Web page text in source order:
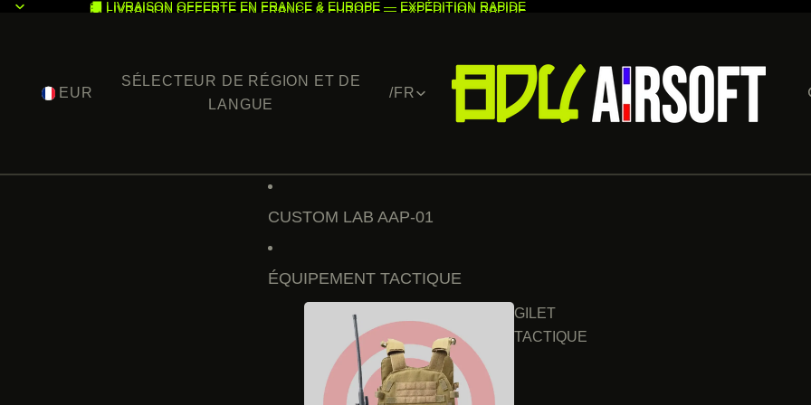
🚚 LIVRAISON OFFERTE EN FRANCE & EUROPE — EXPÉDITION RAPIDE
🚚 LIVRAISON OFFERTE EN FRANCE & EUROPE — EXPÉDITION RAPIDE
EUR
SÉLECTEUR DE RÉGION ET DE
LANGUE
/FR
CUSTOM LAB AAP-01
ÉQUIPEMENT TACTIQUE
GILET
TACTIQUE